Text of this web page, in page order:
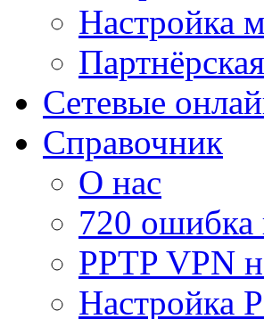
Настройка
Сетевые
Справочник
О нас
720
PPTP VPN
Настройка